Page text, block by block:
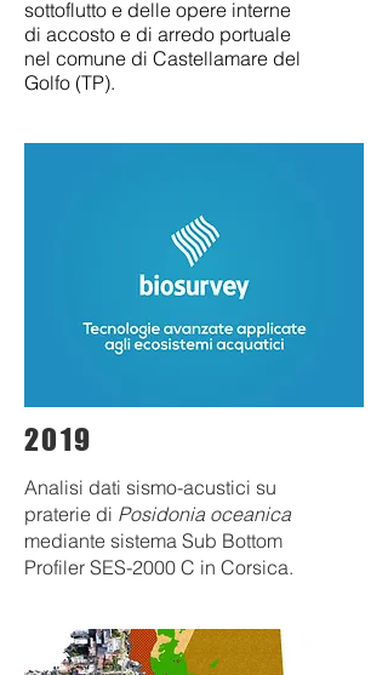
sottoflutto e delle opere interne
di accosto e di arredo portuale
nel comune di Castellamare del
Golfo (TP).
2019
Analisi dati sismo-acustici su
praterie di Posidonia oceanica
mediante sistema Sub Bottom
Profiler SES-2000 C in Corsica.